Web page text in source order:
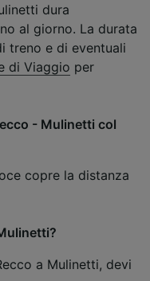
dura
al giorno. La durata
treno e di eventuali
di Viaggio per
- Mulinetti col
copre la distanza
a Mulinetti, devi